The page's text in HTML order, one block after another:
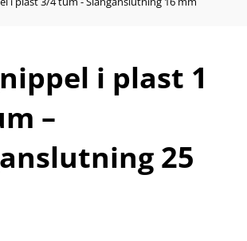
i plast 1
–
25